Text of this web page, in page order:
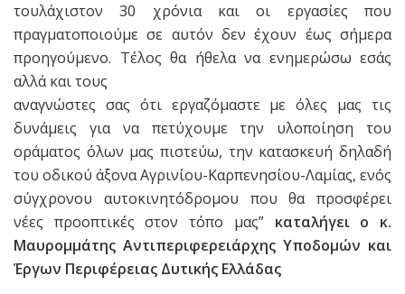
τουλάχιστον 30 χρόνια και οι εργασίες που
πραγματοποιούμε σε αυτόν δεν έχουν έως σήμερα
προηγούμενο. Τέλος θα ήθελα να ενημερώσω εσάς
αλλά και τους
αναγνώστες σας ότι εργαζόμαστε με όλες μας τις
δυνάμεις για να πετύχουμε την υλοποίηση του
οράματος όλων μας πιστεύω, την κατασκευή δηλαδή
του οδικού άξονα Αγρινίου-Καρπενησίου-Λαμίας, ενός
σύγχρονου αυτοκινητόδρομου που θα προσφέρει
νέες προοπτικές στον τόπο μας” καταλήγει ο κ.
Μαυρομμάτης Αντιπεριφερειάρχης Υποδομών και
Έργων Περιφέρειας Δυτικής Ελλάδας